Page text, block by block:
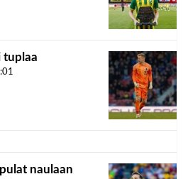
tuplaa
naulaan